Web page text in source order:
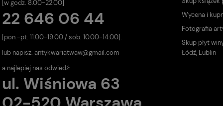
[w godz. 8.00-22.00]
22 646 06 44
[pon.-pt. 11.00-19.00 / sob. 10.00-14.00].
lub napisz: antykwariatwaw@gmail.com
a najlepiej nas odwiedź:
ul. Wiśniowa 63
02-520 Warszawa
Wycena i
Fotografia
Skup płyt
Łódź, Lublin